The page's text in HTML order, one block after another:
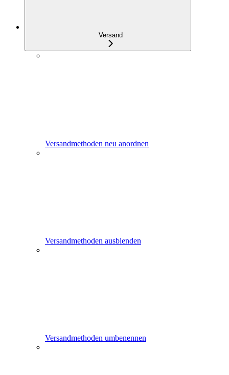
Versand
Versandmethoden neu anordnen
Versandmethoden ausblenden
Versandmethoden umbenennen